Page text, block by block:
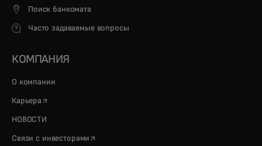
Поиск банкомата
Часто задаваемые вопросы
КОМПАНИЯ
О компании
Карьера opens in a new tab
НОВОСТИ
Связи с инвесторами opens in a new tab